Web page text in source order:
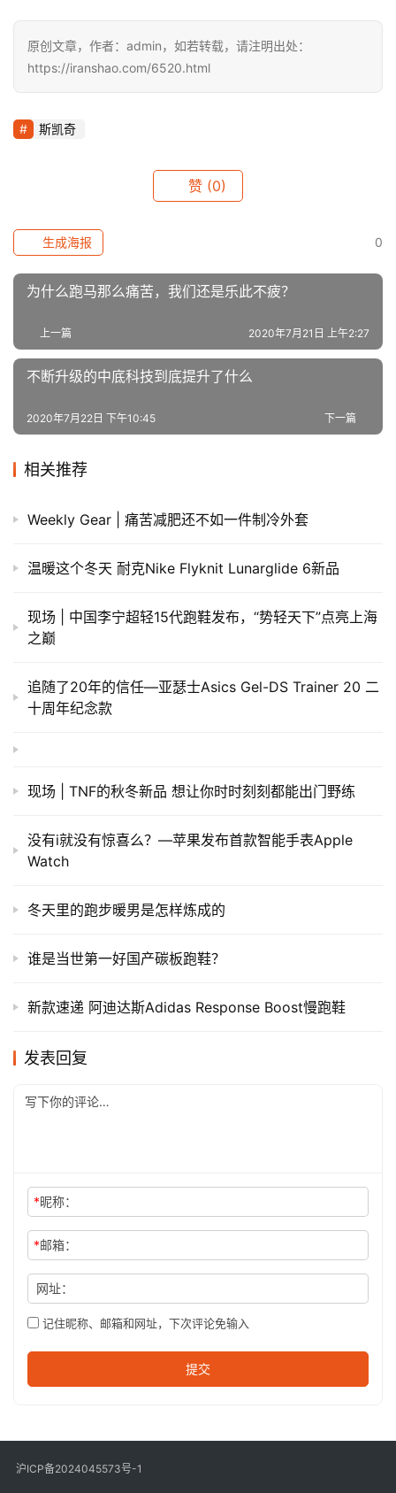
原创文章，作者：admin，如若转载，请注明出处：
https://iranshao.com/6520.html
斯凯奇
赞 (0)
0
生成海报
为什么跑马那么痛苦，我们还是乐此不疲？
上一篇 2020年7月21日 上午2:27
不断升级的中底科技到底提升了什么
下一篇
2020年7月22日 下午10:45
相关推荐
Weekly Gear | 痛苦减肥还不如一件制冷外套
温暖这个冬天 耐克Nike Flyknit Lunarglide 6新品
现场 | 中国李宁超轻15代跑鞋发布，“势轻天下”点亮上海
之巅
追随了20年的信任—亚瑟士Asics Gel-DS Trainer 20 二
十周年纪念款
现场 | TNF的秋冬新品 想让你时时刻刻都能出门野练
​没有i就没有惊喜么？—苹果发布首款智能手表Apple
Watch
​冬天里的跑步暖男是怎样炼成的
谁是当世第一好国产碳板跑鞋？
新款速递 阿迪达斯Adidas Response Boost慢跑鞋
发表回复
*昵称：
*邮箱：
网址：
记住昵称、邮箱和网址，下次评论免输入
提交
沪ICP备2024045573号-1